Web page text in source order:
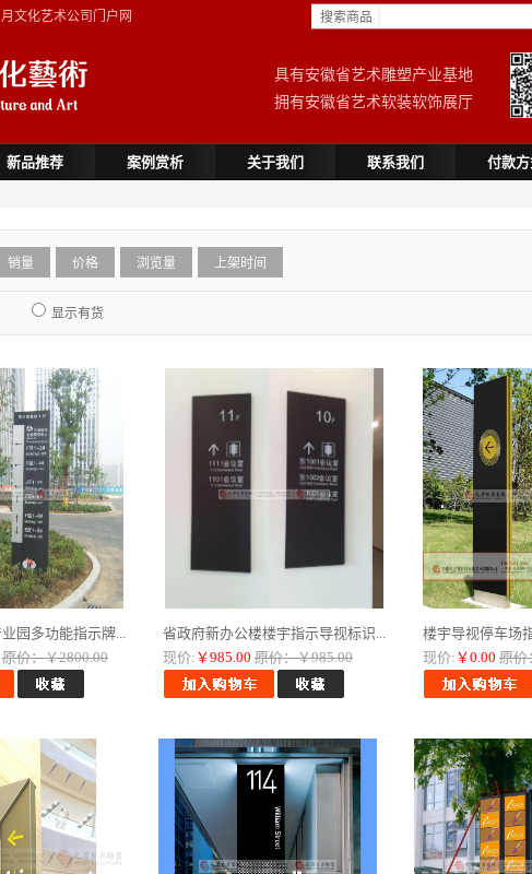
文化艺术公司门户网 搜索商品
具有安徽省艺术雕塑产业基地
拥有安徽省艺术软装软饰展厅
新品推荐 案例赏析 关于我们 联系我们 付款
销量 价格 浏览量 上架时间
显示有货
园多功能指示牌...
原价：￥2800.00
省政府新办公楼楼宇指示导视标识...
现价: ￥985.00 原价：￥985.00
楼宇导视停车场
现价: ￥0.00 原价